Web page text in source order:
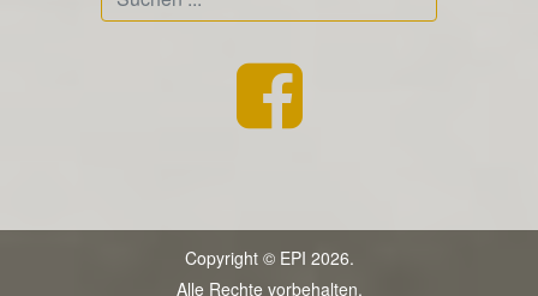
Copyright © EPI 2026.
Alle Rechte vorbehalten.